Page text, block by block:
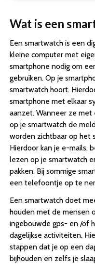
Wat is een
Een smartwatch is een
kleine computer met
smartphone nodig om
gebruiken. Op je
smartwatch hoort.
smartphone met elkaar
aanzet. Wanneer ze
op je smartwatch de
worden zichtbaar op het
Hierdoor kan je e-mails,
lezen op je smartwatch
pakken. Bij sommige
een telefoontje op te
Een smartwatch doet
houden met de mensen
ingebouwde gps- en /of
dagelijkse activiteiten.
stappen dat je op een
bijhouden en zelfs je